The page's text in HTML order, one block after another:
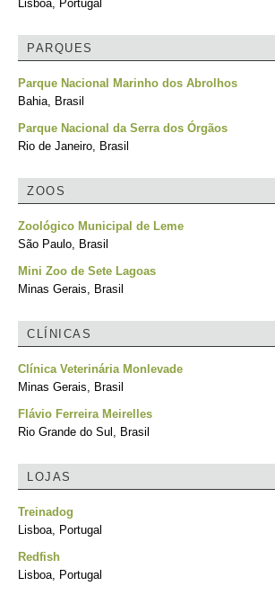
Lisboa, Portugal
PARQUES
Parque Nacional Marinho dos Abrolhos
Bahia, Brasil
Parque Nacional da Serra dos Órgãos
Rio de Janeiro, Brasil
ZOOS
Zoológico Municipal de Leme
São Paulo, Brasil
Mini Zoo de Sete Lagoas
Minas Gerais, Brasil
CLÍNICAS
Clínica Veterinária Monlevade
Minas Gerais, Brasil
Flávio Ferreira Meirelles
Rio Grande do Sul, Brasil
LOJAS
Treinadog
Lisboa, Portugal
Redfish
Lisboa, Portugal